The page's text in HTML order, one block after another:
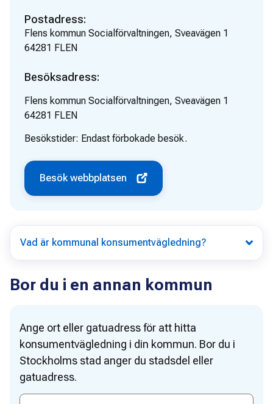
Postadress:
Flens kommun Socialförvaltningen, Sveavägen 1
64281 FLEN
Besöksadress:
Flens kommun Socialförvaltningen, Sveavägen 1
64281 FLEN
Besökstider: Endast förbokade besök.
Besök webbplatsen
Vad är kommunal konsumentvägledning?
Bor du i en annan kommun
Ange ort eller gatuadress för att hitta
konsumentvägledning i din kommun. Bor du i
Stockholms stad anger du stadsdel eller
gatuadress.
Ange